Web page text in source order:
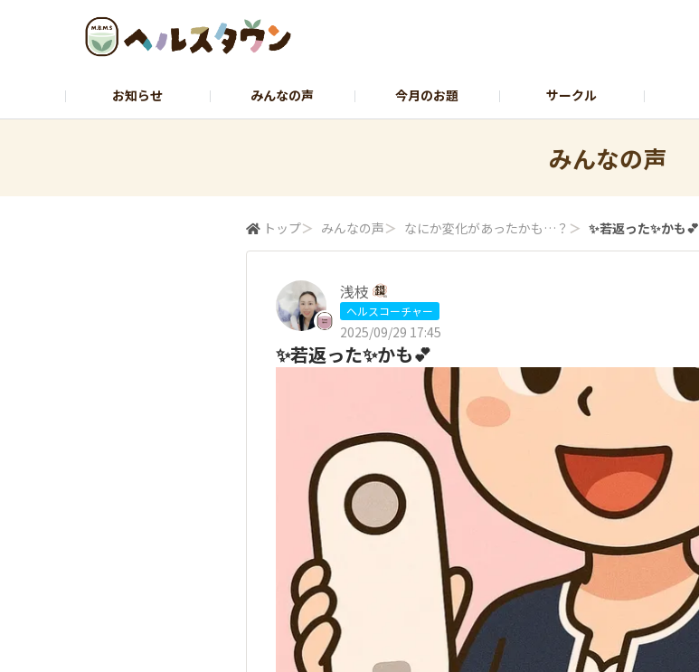
お知らせ みんなの声 今月のお題 サークル
みんなの声
トップ＞ みんなの声＞ なにか変化があったかも…？ ＞ ✨️若返った✨️かも💕
浅枝
ヘルスコーチャー
2025/09/29 17:45
✨️若返った✨️かも💕